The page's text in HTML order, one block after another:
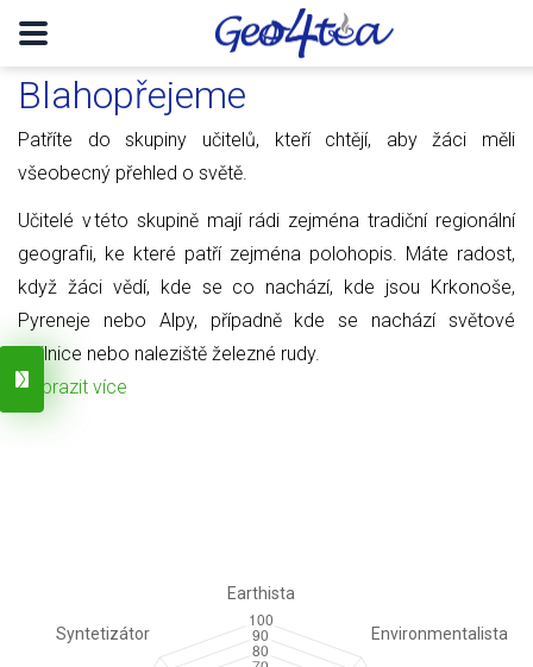
Blahopřejeme
Patříte do skupiny učitelů, kteří chtějí, aby žáci měli
všeobecný přehled o světě.
Učitelé v této skupině mají rádi zejména tradiční regionální
geografii, ke které patří zejména polohopis. Máte radost,
když žáci vědí, kde se co nachází, kde jsou Krkonoše,
Pyreneje nebo Alpy, případně kde se nachází světové
obilnice nebo naleziště železné rudy.
Zobrazit více